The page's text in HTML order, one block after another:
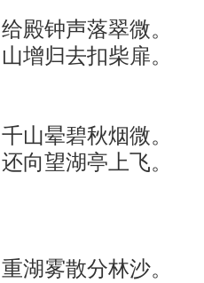
殿钟声落翠微。
增归去扣柴扉。
山晕碧秋烟微。
向望湖亭上飞。
湖雾散分林沙。